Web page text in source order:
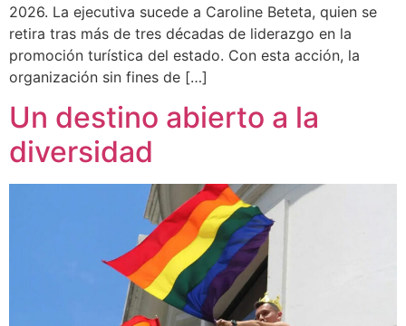
2026. La ejecutiva sucede a Caroline Beteta, quien se
retira tras más de tres décadas de liderazgo en la
promoción turística del estado. Con esta acción, la
organización sin fines de […]
Un destino abierto a la
diversidad